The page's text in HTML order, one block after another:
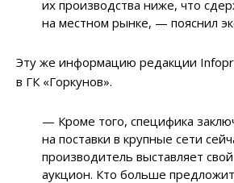
их производства ниже, что
на местном рынке, — пояснил
Эту же информацию редакции
в ГК «Горкунов».
— Кроме того, специфика
на поставки в крупные сети
производитель выставляет
аукцион. Кто больше